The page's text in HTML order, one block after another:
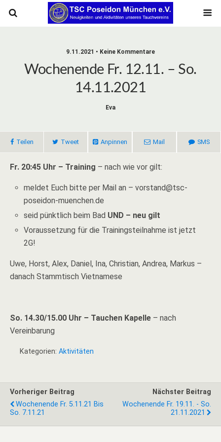
9.11.2021 • Keine Kommentare
Wochenende Fr. 12.11. – So.
14.11.2021
Eva
Teilen Tweet Anpinnen Mail SMS
Fr. 20:45 Uhr – Training – nach wie vor gilt:
meldet Euch bitte per Mail an – vorstand@tsc-
poseidon-muenchen.de
seid pünktlich beim Bad UND – neu gilt
Voraussetzung für die Trainingsteilnahme ist jetzt
2G!
Uwe, Horst, Alex, Daniel, Ina, Christian, Andrea, Markus –
danach Stammtisch Vietnamese
So. 14.30/15.00 Uhr – Tauchen Kapelle – nach
Vereinbarung
Kategorien: Aktivitäten
Vorheriger Beitrag
Wochenende Fr. 5.11.21 Bis
So. 7.11.21
Nächster Beitrag
Wochenende Fr. 19.11. - So.
21.11.2021